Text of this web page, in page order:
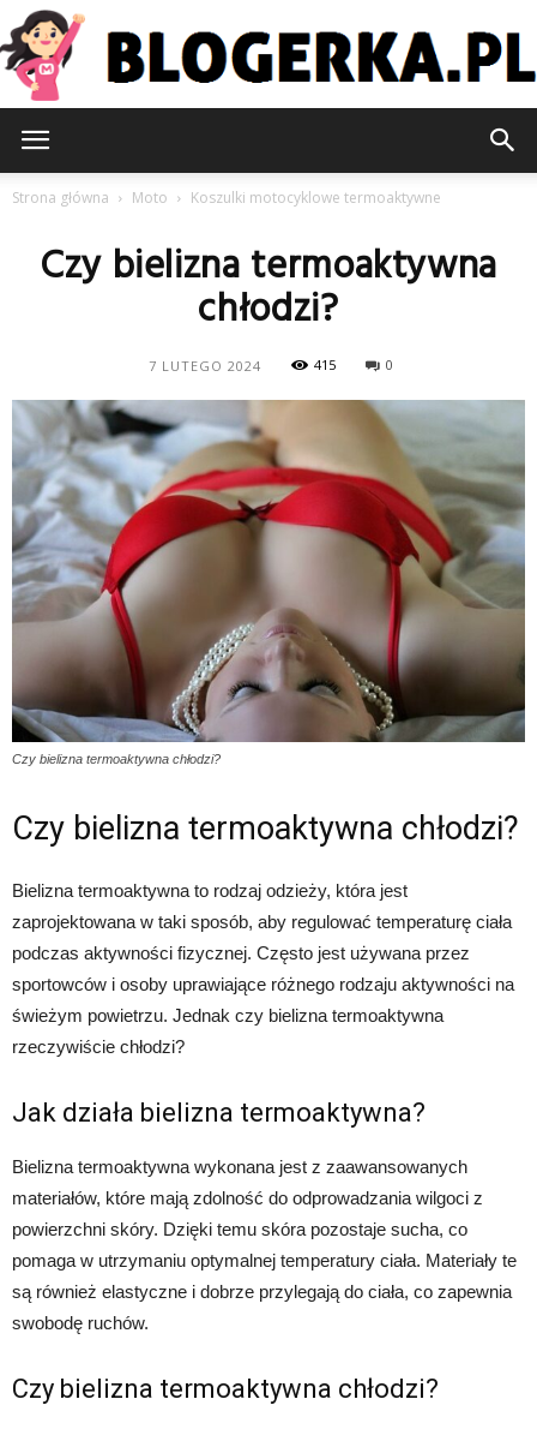
Strona główna Moto Koszulki motocyklowe termoaktywne
Czy bielizna termoaktywna
chłodzi?
7 LUTEGO 2024 415 0
Czy bielizna termoaktywna chłodzi?
Czy bielizna termoaktywna chłodzi?
Bielizna termoaktywna to rodzaj odzieży, która jest
zaprojektowana w taki sposób, aby regulować temperaturę ciała
podczas aktywności fizycznej. Często jest używana przez
sportowców i osoby uprawiające różnego rodzaju aktywności na
świeżym powietrzu. Jednak czy bielizna termoaktywna
rzeczywiście chłodzi?
Jak działa bielizna termoaktywna?
Bielizna termoaktywna wykonana jest z zaawansowanych
materiałów, które mają zdolność do odprowadzania wilgoci z
powierzchni skóry. Dzięki temu skóra pozostaje sucha, co
pomaga w utrzymaniu optymalnej temperatury ciała. Materiały te
są również elastyczne i dobrze przylegają do ciała, co zapewnia
swobodę ruchów.
Czy bielizna termoaktywna chłodzi?